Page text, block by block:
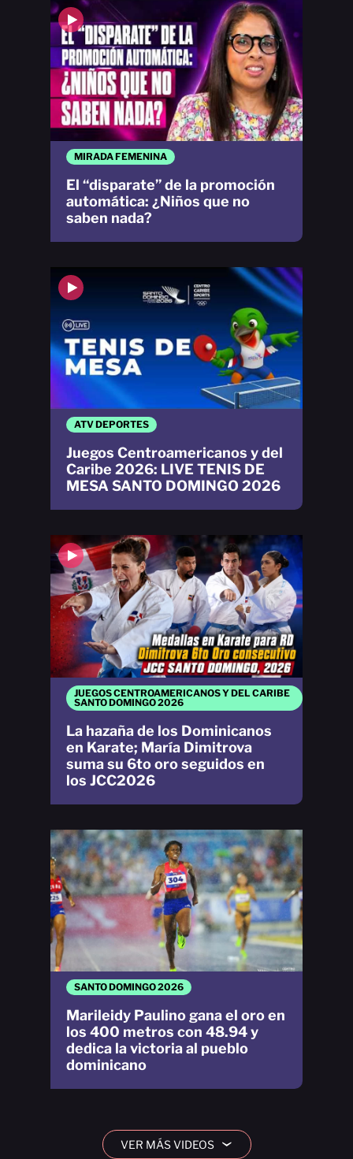
MIRADA FEMENINA
El “disparate” de la promoción
automática: ¿Niños que no
saben nada?
SANTO DOMINGO 2026
Marileidy Paulino gana el oro en
los 400 metros con 48.94 y
dedica la victoria al pueblo
dominicano
JUEGOS CENTROAMERICANOS Y DEL CARIBE
SANTO DOMINGO 2026
La hazaña de los Dominicanos
en Karate; María Dimitrova
suma su 6to oro seguidos en
los JCC2026
ATV DEPORTES
Juegos Centroamericanos y del
Caribe 2026: LIVE TENIS DE
MESA SANTO DOMINGO 2026
VER MÁS VIDEOS ›